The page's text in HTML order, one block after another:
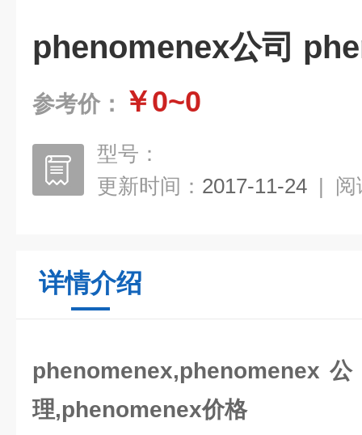
phenomenex公司
参考价： ￥0~0
型号：
更新时间： 2017-11-24 | 阅
详情介绍
phenomenex,phenomenex
理,phenomenex价格